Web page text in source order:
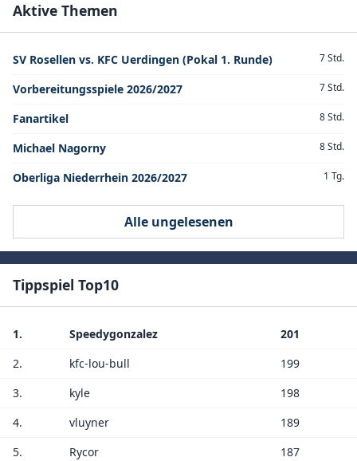
Aktive Themen
SV Rosellen vs. KFC Uerdingen (Pokal 1. Runde) 7 Std.
Vorbereitungsspiele 2026/2027 7 Std.
Fanartikel 8 Std.
Michael Nagorny 8 Std.
Oberliga Niederrhein 2026/2027 1 Tg.
Alle ungelesenen
Tippspiel Top10
1. Speedygonzalez
201
2.
kfc-lou-bull
199
3.
kyle
198
4.
vluyner
189
5.
Rycor
187